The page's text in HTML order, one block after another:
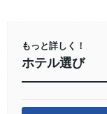
もっと詳しく！
ホテル選び